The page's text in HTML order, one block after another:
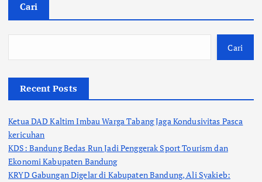
Cari
Cari
Recent Posts
Ketua DAD Kaltim Imbau Warga Tabang Jaga Kondusivitas Pasca
kericuhan
KDS: Bandung Bedas Run Jadi Penggerak Sport Tourism dan
Ekonomi Kabupaten Bandung
KRYD Gabungan Digelar di Kabupaten Bandung, Ali Syakieb: